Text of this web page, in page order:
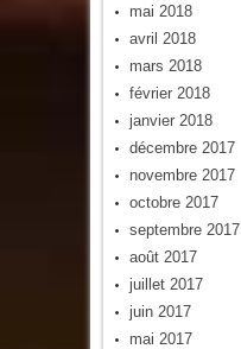
mai 2018
avril 2018
mars 2018
février 2018
janvier 2018
décembre 2017
novembre 2017
octobre 2017
septembre 2017
août 2017
juillet 2017
juin 2017
mai 2017